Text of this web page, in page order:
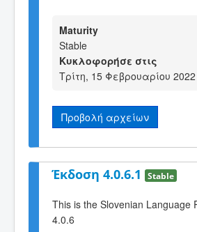
Maturity
Stable
Κυκλοφορήσε στις
Τρίτη, 15 Φεβρουαρίου
Προβολή αρχείων
Έκδοση 4.0.6.1 Stable
This is the Slovenian Language
4.0.6